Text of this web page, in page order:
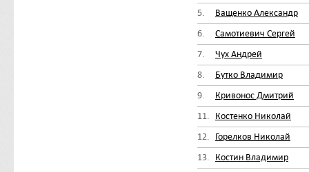
5.
Ващенко Александр
6.
Самотиевич Сергей
7.
Чух Андрей
8.
Бутко Владимир
9.
Кривонос Дмитрий
11.
Костенко Николай
12.
Горелков Николай
13.
Костин Владимир